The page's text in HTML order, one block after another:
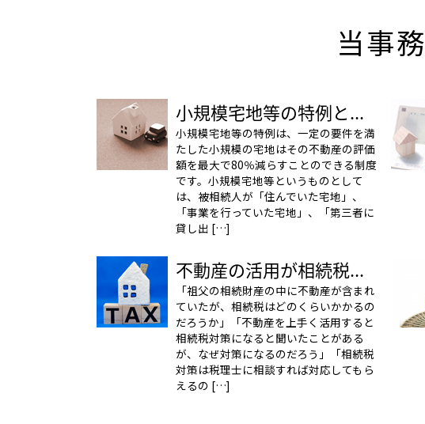
当事
小規模宅地等の特例と...
小規模宅地等の特例は、一定の要件を満
たした小規模の宅地はその不動産の評価
額を最大で80％減らすことのできる制度
です。小規模宅地等というものとして
は、被相続人が「住んでいた宅地」、
「事業を行っていた宅地」、「第三者に
貸し出 […]
不動産の活用が相続税...
「祖父の相続財産の中に不動産が含まれ
ていたが、相続税はどのくらいかかるの
だろうか」「不動産を上手く活用すると
相続税対策になると聞いたことがある
が、なぜ対策になるのだろう」「相続税
対策は税理士に相談すれば対応してもら
えるの […]